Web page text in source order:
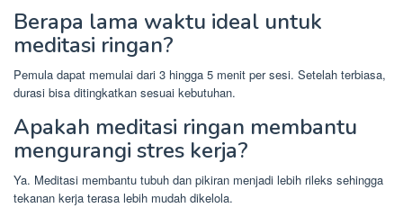
Berapa lama waktu ideal untuk
meditasi ringan?
Pemula dapat memulai dari 3 hingga 5 menit per sesi. Setelah terbiasa,
durasi bisa ditingkatkan sesuai kebutuhan.
Apakah meditasi ringan membantu
mengurangi stres kerja?
Ya. Meditasi membantu tubuh dan pikiran menjadi lebih rileks sehingga
tekanan kerja terasa lebih mudah dikelola.